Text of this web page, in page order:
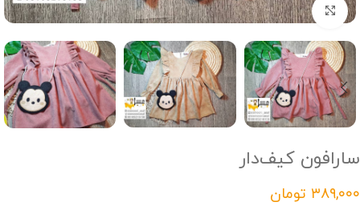
Click to enlarge
سارافون کیف‌دار
تومان